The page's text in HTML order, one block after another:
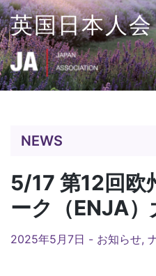
Skip
to
content
英国日本人会
NEWS
5/17 第12回欧
ーク（ENJA）
2025年5月7日 - お知らせ,